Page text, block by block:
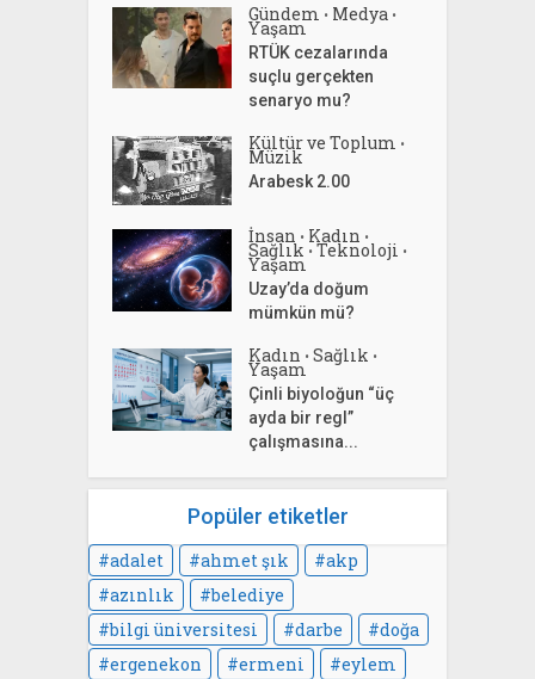
Gündem • Medya •
Yaşam
RTÜK cezalarında
suçlu gerçekten
senaryo mu?
Kültür ve Toplum •
Müzik
Arabesk 2.00
İnsan • Kadın •
Sağlık • Teknoloji •
Yaşam
Uzay’da doğum
mümkün mü?
Kadın • Sağlık •
Yaşam
Çinli biyoloğun “üç
ayda bir regl”
çalışmasına...
Popüler etiketler
adalet ahmet şık
akp
azınlık
belediye
bilgi üniversitesi
darbe
doğa
ergenekon
ermeni
eylem